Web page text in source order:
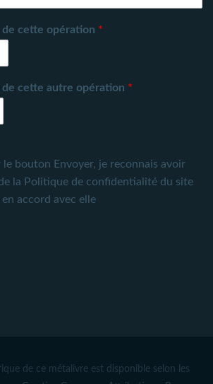
de cette opération *
de cette autre opération *
le bouton Envoyer, je reconnais avoir
la Politique de confidentialité du site
accord avec elle
de ce métalivre est disponible selon les